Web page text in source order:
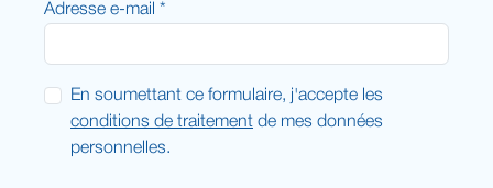
Adresse e-mail *
En soumettant ce formulaire, j'accepte les
conditions de traitement de mes données
personnelles.